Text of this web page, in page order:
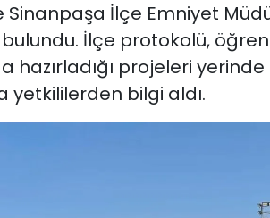
Sinanpaşa İlçe Emniyet
bulundu. İlçe protokolü,
hazırladığı projeleri
yetkililerden bilgi aldı.